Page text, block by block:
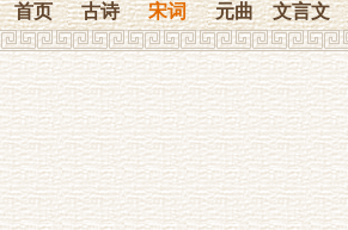
首页 古诗 宋词 元曲 文言文